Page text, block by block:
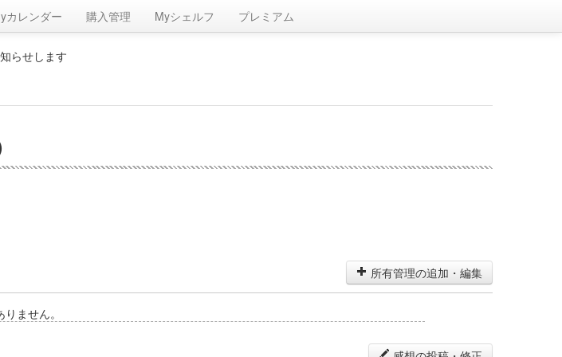
カレンダー 購入管理 Myシェルフ プレミアム
らせします
所有管理の追加・編集
ません。